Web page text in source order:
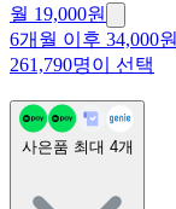
월 19,000원
6개월 이후 34,000원
261,790명이 선택
사은품 최대 4개